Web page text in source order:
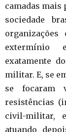
camadas mais
sociedade
extermínio
exatamente
militar. E, se
se focaram
resistências
civil-militar,
atuando